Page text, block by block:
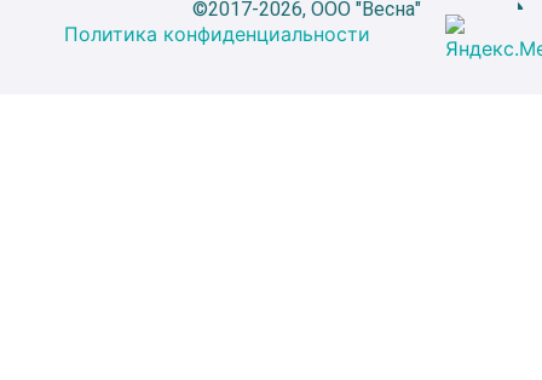
©2017-2026, ООО "Весна"
Политика конфиденциальности